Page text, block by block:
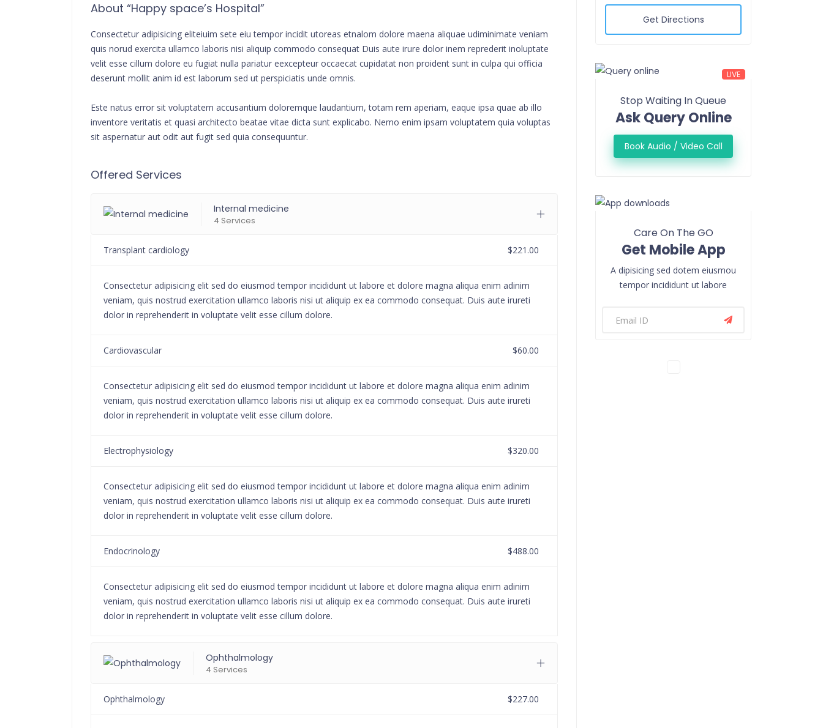
About “Happy space’s Hospital”
Consectetur adipisicing eliteiuim sete eiu tempor incidit utoreas etnalom dolore maena aliquae udiminimate veniam
quis norud exercita ullamco laboris nisi aliquip commodo consequat Duis aute irure dolor inem reprederit inoluptate
velit esse cillum dolore eu fugiat nulla pariatur eexcepteur occaecat cupidatat non proident sunt in culpa qui officia
deserunt mollit anim id est laborum sed ut perspiciatis unde omnis.
Este natus error sit voluptatem accusantium doloremque laudantium, totam rem aperiam, eaque ipsa quae ab illo
inventore veritatis et quasi architecto beatae vitae dicta sunt explicabo. Nemo enim ipsam voluptatem quia voluptas
sit aspernatur aut odit aut fugit sed quia consequuntur.
Offered Services
Internal medicine
4 Services
Transplant cardiology $221.00
Consectetur adipisicing elit sed do eiusmod tempor incididunt ut labore et dolore magna aliqua enim adinim
veniam, quis nostrud exercitation ullamco laboris nisi ut aliquip ex ea commodo consequat. Duis aute irureti
dolor in reprehenderit in voluptate velit esse cillum dolore.
Cardiovascular $60.00
Consectetur adipisicing elit sed do eiusmod tempor incididunt ut labore et dolore magna aliqua enim adinim
veniam, quis nostrud exercitation ullamco laboris nisi ut aliquip ex ea commodo consequat. Duis aute irureti
dolor in reprehenderit in voluptate velit esse cillum dolore.
Electrophysiology $320.00
Consectetur adipisicing elit sed do eiusmod tempor incididunt ut labore et dolore magna aliqua enim adinim
veniam, quis nostrud exercitation ullamco laboris nisi ut aliquip ex ea commodo consequat. Duis aute irureti
dolor in reprehenderit in voluptate velit esse cillum dolore.
Endocrinology $488.00
Consectetur adipisicing elit sed do eiusmod tempor incididunt ut labore et dolore magna aliqua enim adinim
veniam, quis nostrud exercitation ullamco laboris nisi ut aliquip ex ea commodo consequat. Duis aute irureti
dolor in reprehenderit in voluptate velit esse cillum dolore.
Ophthalmology
4 Services
Ophthalmology $227.00
Get Directions
LIVE
Stop Waiting In Queue
Ask Query Online
Book Audio / Video Call
Care On The GO
Get Mobile App
A dipisicing sed dotem eiusmou
tempor incididunt ut labore